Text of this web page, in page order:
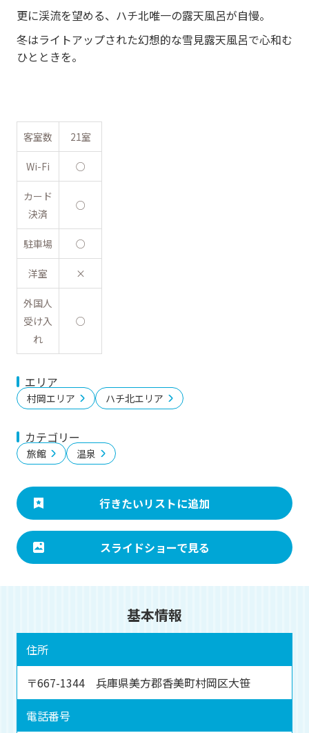
更に渓流を望める、ハチ北唯一の露天風呂が自慢。
冬はライトアップされた幻想的な雪見露天風呂で心和む
ひとときを。
客室数 21室
Wi-Fi ○
カード
決済
○
駐車場 ○
洋室 ×
外国人
受け入
れ
○
エリア
村岡エリア ハチ北エリア
カテゴリー
旅館 温泉
行きたいリストに追加
スライドショーで見る
基本情報
住所
〒667-1344 兵庫県美方郡香美町村岡区大笹
電話番号